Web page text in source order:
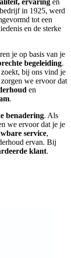
ervaring en
in 1925, werd
tot een
en de sterke
je op basis van je
begeleiding.
bij ons vind je
zorgen we ervoor dat
en
.
benadering. Als
we ervoor dat je je
service,
ervan. Bij
klant.